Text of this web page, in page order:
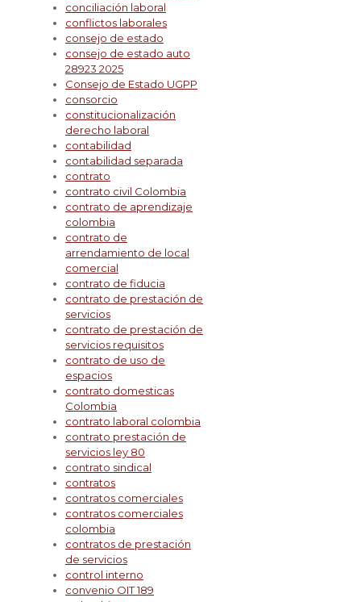
conciliación laboral
conflictos laborales
consejo de estado
consejo de estado auto
28923 2025
Consejo de Estado UGPP
consorcio
constitucionalización
derecho laboral
contabilidad
contabilidad separada
contrato
contrato civil Colombia
contrato de aprendizaje
colombia
contrato de
arrendamiento de local
comercial
contrato de fiducia
contrato de prestación de
servicios
contrato de prestación de
servicios requisitos
contrato de uso de
espacios
contrato domesticas
Colombia
contrato laboral colombia
contrato prestación de
servicios ley 80
contrato sindical
contratos
contratos comerciales
contratos comerciales
colombia
contratos de prestación
de servicios
control interno
convenio OIT 189